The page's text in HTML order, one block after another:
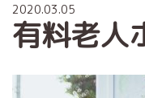
2020.03.05
有料老人